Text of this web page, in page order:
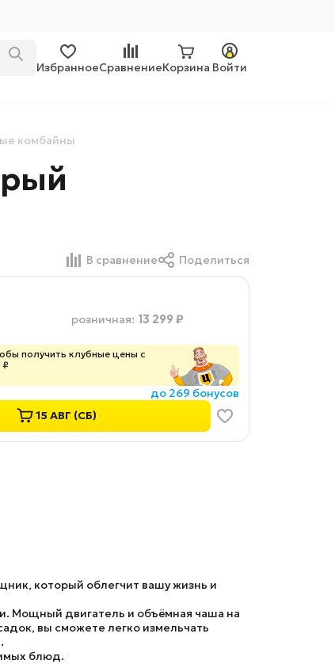
ИзбранноеСравнениеКорзина Войти
комбайны
В сравнение Поделиться
розничная: 13 299 ₽
получить клубные цены с
₽
до 269 бонусов
15 АВГ (СБ)
который облегчит вашу жизнь и
Мощный двигатель и объёмная чаша на
вы сможете легко измельчать
блюд.